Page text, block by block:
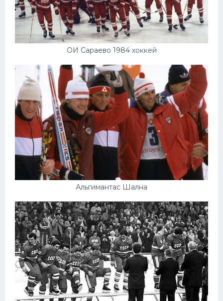
ОИ Сараево 1984 хоккей
Альгимантас Шална